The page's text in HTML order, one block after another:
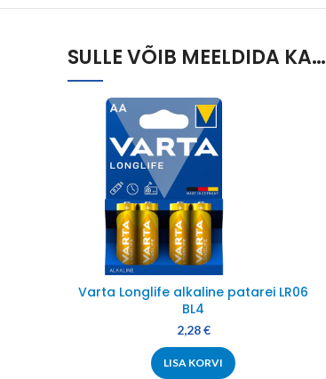
SULLE VÕIB MEELDIDA KA…
Varta Longlife alkaline patarei LR06
BL4
2,28€
LISA KORVI